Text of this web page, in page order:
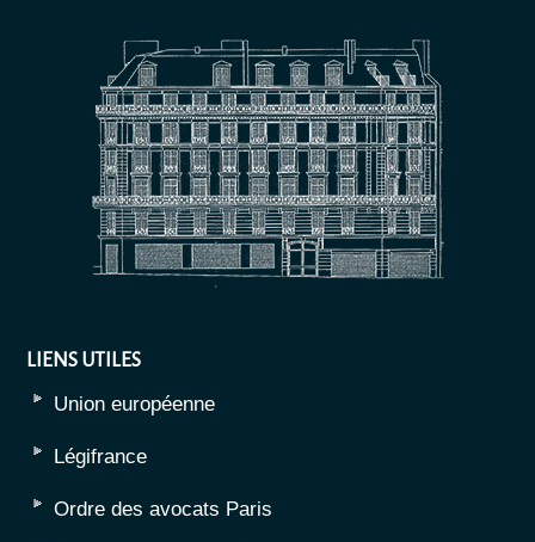
LIENS UTILES
Union européenne
Légifrance
Ordre des avocats Paris